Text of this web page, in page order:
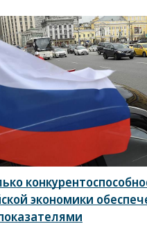
экономики